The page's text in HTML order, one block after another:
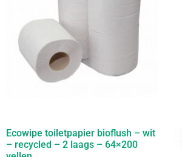
Ecowipe toiletpapier bioflush – wit
– recycled – 2 laags – 64×200